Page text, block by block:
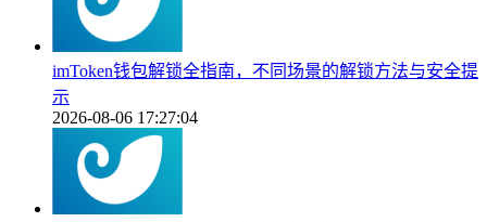
imToken钱包解锁全指南，不同场景的解锁方法与安全提
示
2026-08-06 17:27:04